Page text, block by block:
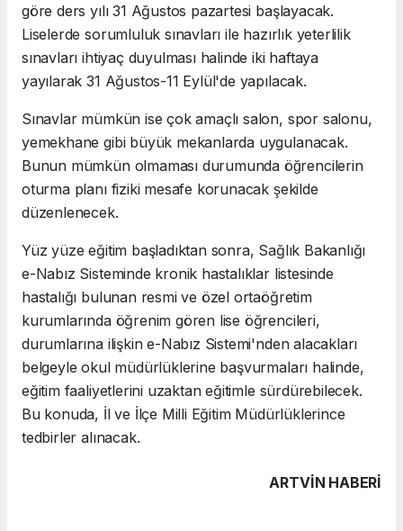
göre ders yılı 31 Ağustos pazartesi başlayacak.
Liselerde sorumluluk sınavları ile hazırlık yeterlilik
sınavları ihtiyaç duyulması halinde iki haftaya
yayılarak 31 Ağustos-11 Eylül'de yapılacak.
Sınavlar mümkün ise çok amaçlı salon, spor salonu,
yemekhane gibi büyük mekanlarda uygulanacak.
Bunun mümkün olmaması durumunda öğrencilerin
oturma planı fiziki mesafe korunacak şekilde
düzenlenecek.
Yüz yüze eğitim başladıktan sonra, Sağlık Bakanlığı
e-Nabız Sisteminde kronik hastalıklar listesinde
hastalığı bulunan resmi ve özel ortaöğretim
kurumlarında öğrenim gören lise öğrencileri,
durumlarına ilişkin e-Nabız Sistemi'nden alacakları
belgeyle okul müdürlüklerine başvurmaları halinde,
eğitim faaliyetlerini uzaktan eğitimle sürdürebilecek.
Bu konuda, İl ve İlçe Milli Eğitim Müdürlüklerince
tedbirler alınacak.
ARTVIN HABERİ